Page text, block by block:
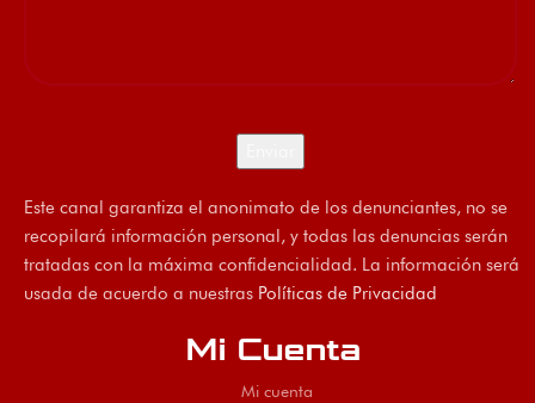
Este canal garantiza el anonimato de los denunciantes, no se
recopilará información personal, y todas las denuncias serán
tratadas con la máxima confidencialidad. La información será
usada de acuerdo a nuestras Políticas de Privacidad
Mi Cuenta
Mi cuenta